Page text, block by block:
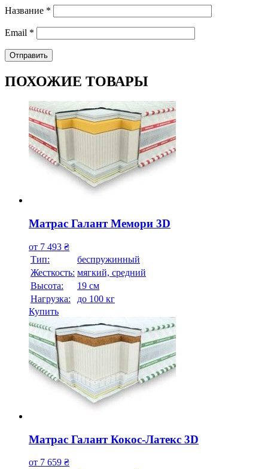
Название *
Email *
ПОХОЖИЕ ТОВАРЫ
Матрас Галант Мемори 3D
от 7 493 ₴
Тип:
беспружинный
Жесткость: мягкий, средний
Высотa:
19 см
Нагрузка:
до 100 кг
Купить
Матрас Галант Кокос-Латекс 3D
от 7 659 ₴